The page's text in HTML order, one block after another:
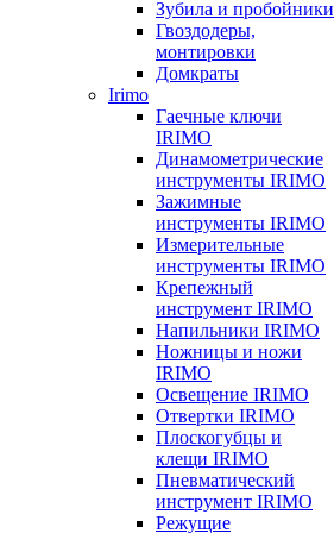
Зубила и пробойники
Гвоздодеры,
монтировки
Домкраты
Irimo
Гаечные ключи
IRIMO
Динамометрические
инструменты IRIMO
Зажимные
инструменты IRIMO
Измерительные
инструменты IRIMO
Крепежный
инструмент IRIMO
Напильники IRIMO
Ножницы и ножи
IRIMO
Освещение IRIMO
Отвертки IRIMO
Плоскогубцы и
клещи IRIMO
Пневматический
инструмент IRIMO
Режущие